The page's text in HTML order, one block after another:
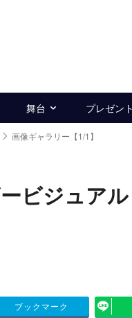
舞台 プレゼント
画像ギャラリー【1/1】
ビジュア
ブックマーク